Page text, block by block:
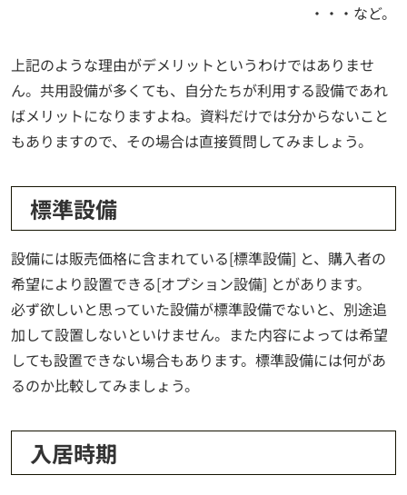
・・・など。
上記のような理由がデメリットというわけではありませ
ん。共用設備が多くても、自分たちが利用する設備であれ
ばメリットになりますよね。資料だけでは分からないこと
もありますので、その場合は直接質問してみましょう。
標準設備
設備には販売価格に含まれている[標準設備] と、購入者の
希望により設置できる[オプション設備] とがあります。
必ず欲しいと思っていた設備が標準設備でないと、別途追
加して設置しないといけません。また内容によっては希望
しても設置できない場合もあります。標準設備には何があ
るのか比較してみましょう。
入居時期